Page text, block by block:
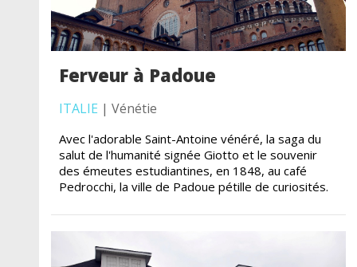
Ferveur à Padoue
ITALIE | Vénétie
Avec l'adorable Saint-Antoine vénéré, la saga du
salut de l'humanité signée Giotto et le souvenir
des émeutes estudiantines, en 1848, au café
Pedrocchi, la ville de Padoue pétille de curiosités.